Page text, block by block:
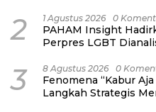
2 1 Agustus 2026 0
PAHAM Insight
Perpres LGBT
3 8 Agustus 2026 0
Fenomena “Kabur
Langkah Strategis